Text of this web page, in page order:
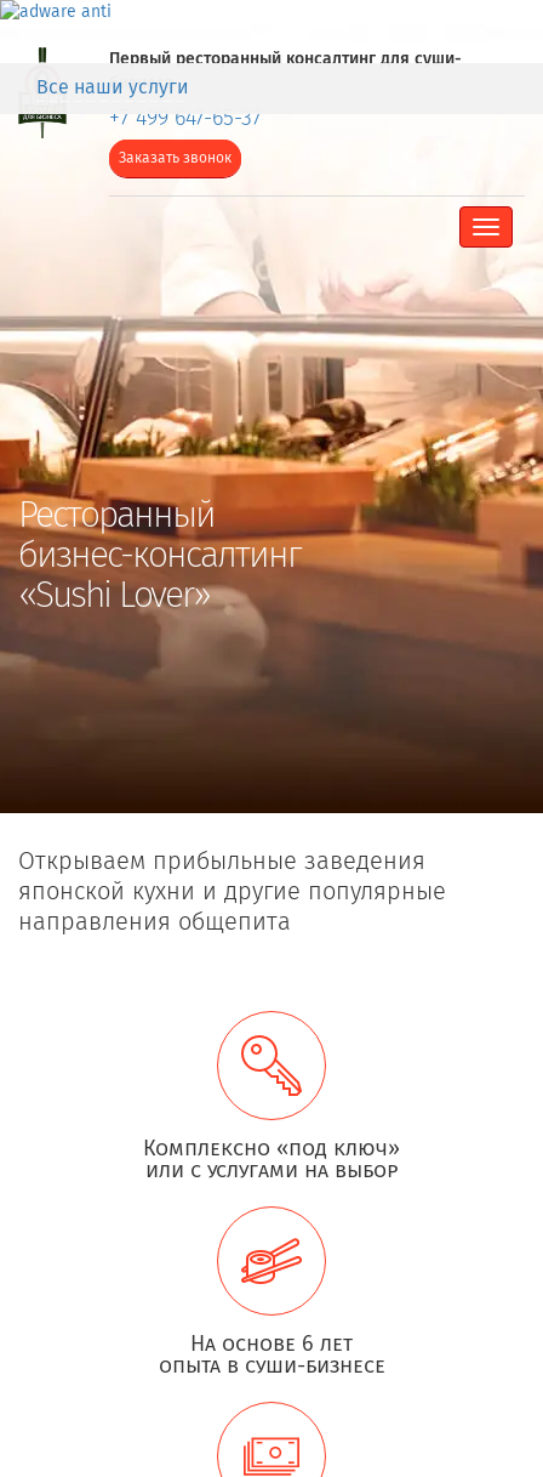
Первый ресторанный консалтинг для суши-
бизнеса
+7 499 647-65-37
Заказать звонок
Toggle
Ресторанный
бизнес-консалтинг
«Sushi Lover»
Все наши услуги
Открываем прибыльные заведения
японской кухни и другие популярные
направления общепита
Комплексно «под ключ»
или с услугами на выбор
На основе 6 лет
опыта в суши-бизнесе